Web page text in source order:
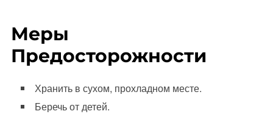
Меры
Предосторожности
Хранить в сухом, прохладном месте.
Беречь от детей.